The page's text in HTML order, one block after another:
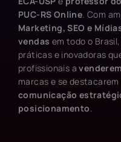
PUC-RS Online. Com
Marketing, SEO e
vendas em todo o
práticas e inovadoras
profissionais a
marcas e se
comunicação
posicionamento.